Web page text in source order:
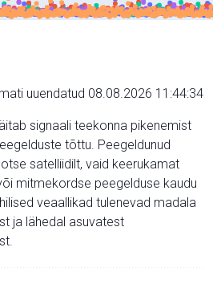
uuendatud 08.08.2026 11:44:34
signaali teekonna pikenemist
tõttu. Peegeldunud
satelliidilt, vaid keerukamat
mitmekordse peegelduse kaudu
veaallikad tulenevad madala
ja lähedal asuvatest